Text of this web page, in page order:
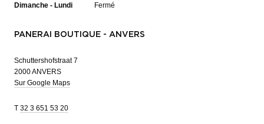
Dimanche - Lundi Fermé
PANERAI BOUTIQUE - ANVERS
Schuttershofstraat 7
2000 ANVERS
Sur Google Maps
T 32 3 651 53 20